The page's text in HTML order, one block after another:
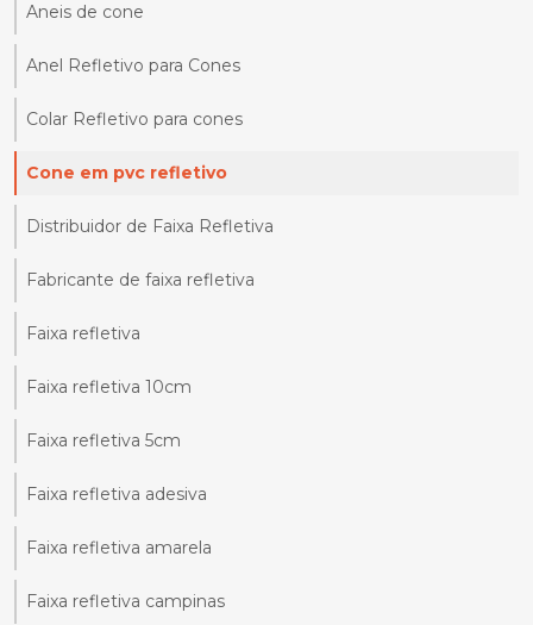
Aneis de cone
Anel Refletivo para Cones
Colar Refletivo para cones
Cone em pvc refletivo
Distribuidor de Faixa Refletiva
Fabricante de faixa refletiva
Faixa refletiva
Faixa refletiva 10cm
Faixa refletiva 5cm
Faixa refletiva adesiva
Faixa refletiva amarela
Faixa refletiva campinas